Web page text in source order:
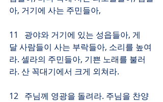
아, 거기에 사는 주민들아,
11   광야와 거기에 있는 성읍들아, 게
달 사람들이 사는 부락들아, 소리를 높여
라. 셀라의 주민들아, 기쁜 노래를 불러
라. 산 꼭대기에서 크게 외쳐라.
12   주님께 영광을 돌려라. 주님을 찬양